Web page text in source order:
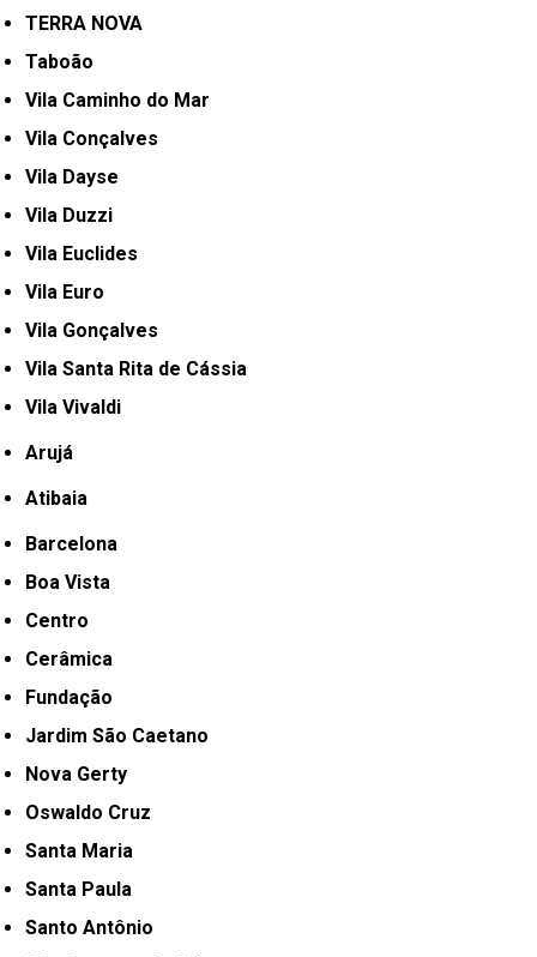
TERRA NOVA
Taboão
Vila Caminho do Mar
Vila Conçalves
Vila Dayse
Vila Duzzi
Vila Euclides
Vila Euro
Vila Gonçalves
Vila Santa Rita de Cássia
Vila Vivaldi
Arujá
Atibaia
Barcelona
Boa Vista
Centro
Cerâmica
Fundação
Jardim São Caetano
Nova Gerty
Oswaldo Cruz
Santa Maria
Santa Paula
Santo Antônio